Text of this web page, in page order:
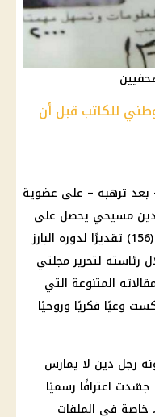
للكاتب قبل أن
– بعد ترهبه – على عضوية
مسيحي يحصل على
هذا التكريم. جاء منحه العضوية رقم (156) تقديرًا لدوره البارز
لتحرير مجلتي
المتنوعة التي
وعيًا فكريًا وروحيًا
رجل دين لا يمارس
اعترافًا رسميًا
خاصة في الملفات